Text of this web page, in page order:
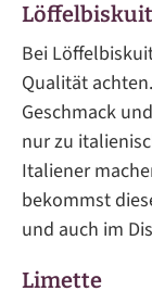
Löffelbiskuit
Bei
Qualität
Geschmack
nur zu
Italiener
bekommst
und auch im
Limette